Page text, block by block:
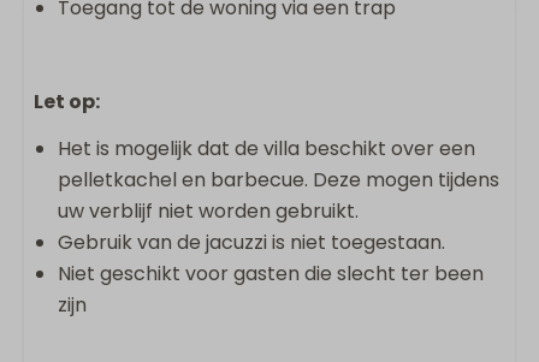
Toegang tot de woning via een trap
Let op:
Het is mogelijk dat de villa beschikt over een
pelletkachel en barbecue. Deze mogen tijdens
uw verblijf niet worden gebruikt.
Gebruik van de jacuzzi is niet toegestaan.
Niet geschikt voor gasten die slecht ter been
zijn